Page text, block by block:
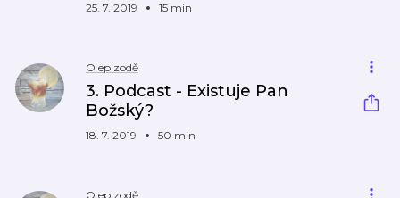
25. 7. 2019 15 min
O epizodě
3. Podcast - Existuje Pan
Božský?
18. 7. 2019 50 min
O epizodě